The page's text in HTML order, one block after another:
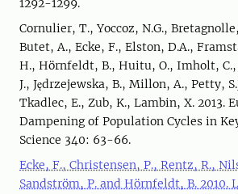
1292-1299.
Cornulier, T., Yoccoz, N.G.,
Butet, A., Ecke, F., Elston, D.A.,
H., Hörnfeldt, B., Huitu, O., Imholt, C.,
J., Jędrzejewska, B., Millon, A., Petty,
Tkadlec, E., Zub, K., Lambin, X. 2013.
Dampening of Population Cycles in
Science 340: 63-66.
Ecke, F., Christensen, P., Rentz, R.,
Sandström, P. and Hörnfeldt, B. 2010.